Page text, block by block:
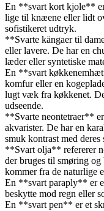
En **svart kort kjole**
lige til knæene eller lidt
sofistikeret udtryk.
**Svarte kängaer til
eller lavere. De har en
læder eller syntetiske
En **svart
komfur eller en
lugt væk fra køkkenet.
udseende.
**Svarte neontetraer**
akvarister. De har en
smuk kontrast med deres
**Svart olja** refererer
der bruges til smøring og
kommer fra de naturlige
En **svart paraply** er
beskytte mod regn eller
En **svart pen** er et